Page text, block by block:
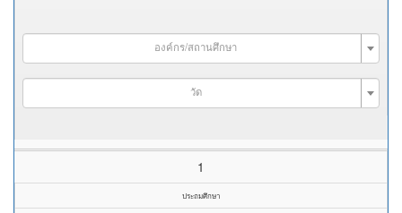
องค์กร/สถานศึกษา
วัด
1
ประถมศึกษา